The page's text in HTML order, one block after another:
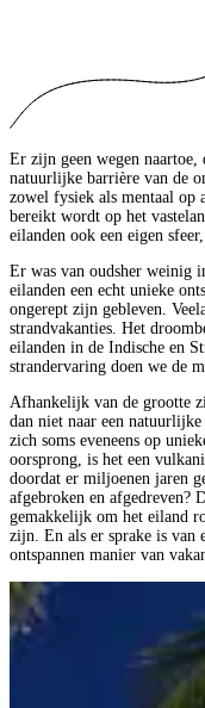
Er zijn geen wegen
natuurlijke barrière van de
zowel fysiek als mentaal op
bereikt wordt op het
eilanden ook een eigen
Er was van oudsher weinig
eilanden een echt unieke
ongerept zijn gebleven.
strandvakanties. Het
eilanden in de Indische en
strandervaring doen we de
Afhankelijk van de grootte
dan niet naar een
zich soms eveneens op
oorsprong, is het een
doordat er miljoenen jaren
afgebroken en afgedreven?
gemakkelijk om het eiland
zijn. En als er sprake is van
ontspannen manier van